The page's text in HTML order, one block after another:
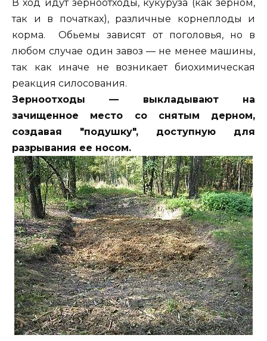
В ход идут зерноотходы, кукуруза (как зерном,
так и в початках), различные корнеплоды и
корма. Обьемы зависят от поголовья, но в
любом случае один завоз — не менее машины,
так как иначе не возникает биохимическая
реакция силосования.
Зерноотходы — выкладывают на
зачищенное место со снятым дерном,
создавая "подушку", доступную для
разрывания ее носом.